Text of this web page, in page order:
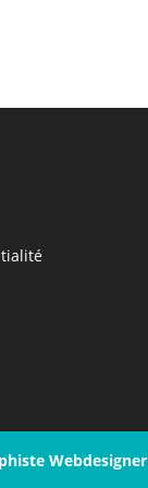
Webdesigner